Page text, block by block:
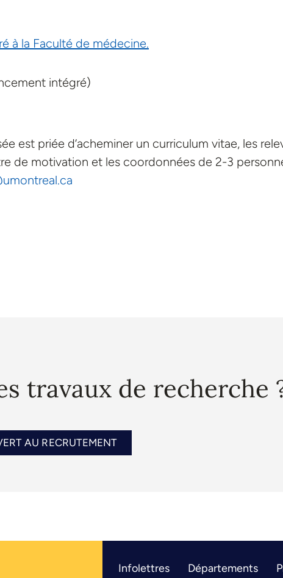
à la Faculté de médecine.
intégré)
est priée d’acheminer un curriculum vitae, les
de motivation et les coordonnées de 2-3
travaux de recherche
AU RECRUTEMENT
Infolettres Départements